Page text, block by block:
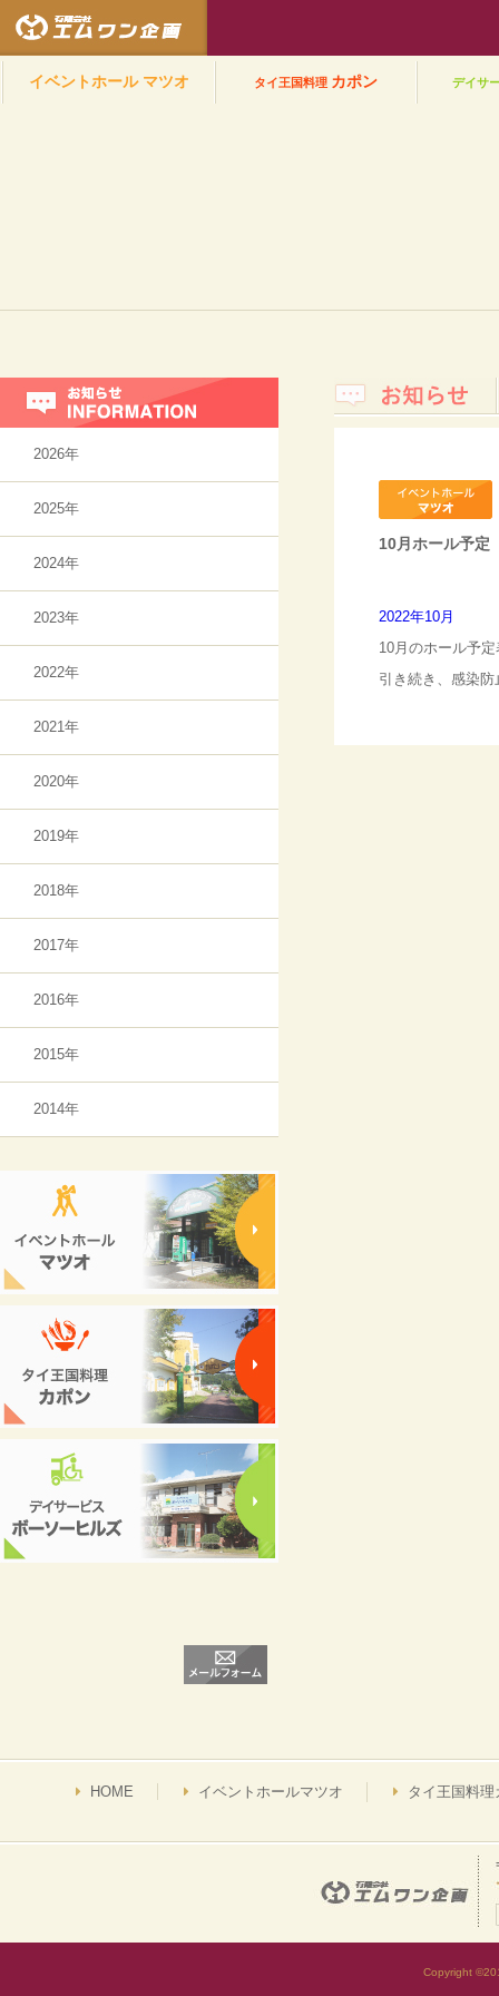
イベントホール マツオ タイ王国料理 カポン デイサ
お知らせ
2026年
2025年
2024年
2023年
2022年
2021年
2020年
2019年
2018年
2017年
2016年
2015年
2014年
10月ホール予定
2022年10月
10月のホール予
引き続き、感染
HOME イベントホールマツオ タイ王国料理
Copyright